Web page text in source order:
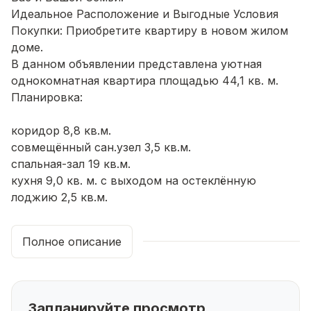
Идеальное Расположение и Выгодные Условия
Покупки: Приобретите квартиру в новом жилом
доме.
В данном объявлении представлена уютная
однокомнатная квартира площадью 44,1 кв. м.
Планировка:
коридор 8,8 кв.м.
совмещённый сан.узел 3,5 кв.м.
спальная-зал 19 кв.м.
кухня 9,0 кв. м. с выходом на остеклённую
лоджию 2,5 кв.м.
Качественная Отделка:
отличную тепло- и звукоизоляцию.
Полное описание